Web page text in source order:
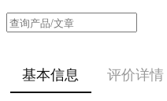
基本信息 评价详情